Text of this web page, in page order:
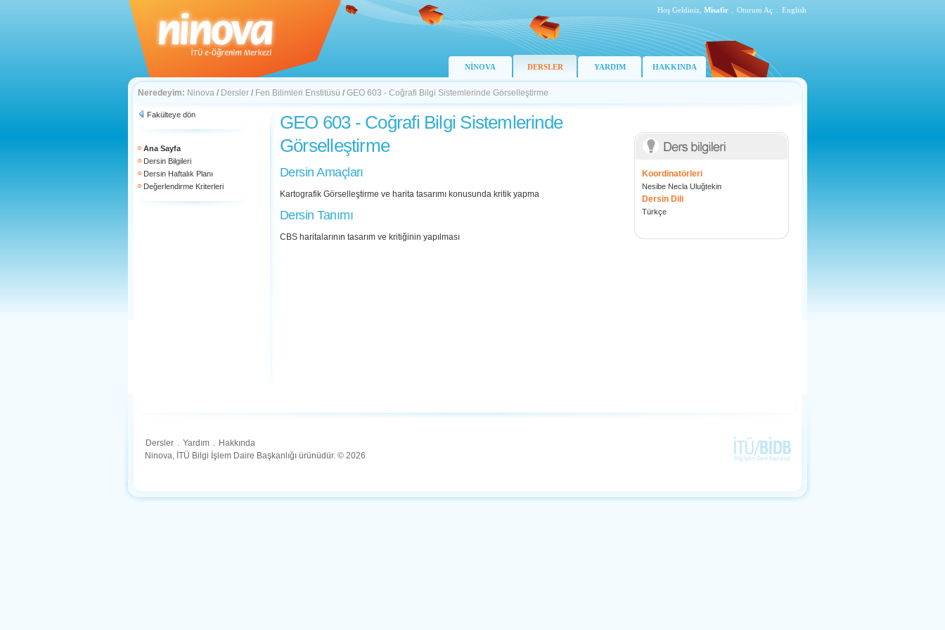
Hoş Geldiniz, Misafir Oturum Aç English
NİNOVA DERSLER YARDIM HAKKINDA
Neredeyim: Ninova / Dersler / Fen Bilimleri Enstitüsü / GEO 603 - Coğrafi Bilgi Sistemlerinde Görselleştirme
Fakülteye dön
Ana Sayfa
Dersin Bilgileri
Dersin Haftalık Planı
Değerlendirme Kriterleri
GEO 603 - Coğrafi Bilgi Sistemlerinde
Görselleştirme
Dersin Amaçları
Kartografik Görselleştirme ve harita tasarımı konusunda kritik yapma
Dersin Tanımı
CBS haritalarının tasarım ve kritiğinin yapılması
Koordinatörleri
Nesibe Necla Uluğtekin
Dersin Dili
Türkçe
Dersler . Yardım . Hakkında
Ninova, İTÜ Bilgi İşlem Daire Başkanlığı ürünüdür. © 2026